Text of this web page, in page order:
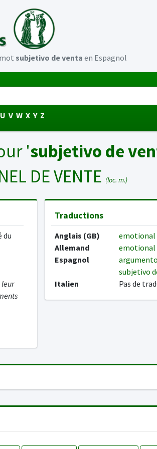
subjetivo de venta en Espagnol
U V W X Y Z
'subjetivo de
DE VENTE (loc. m.)
du
leur
Traductions
Anglais (GB)
emotional
Allemand
Espagnol
subjetivo
Italien
Pas de